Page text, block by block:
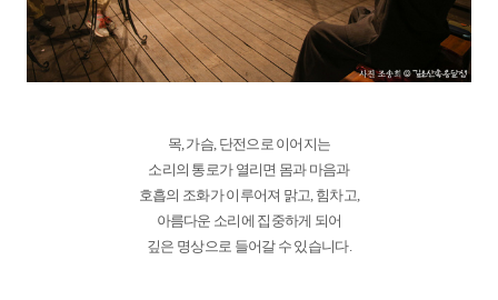
목, 가슴, 단전으로 이어지는
소리의 통로가 열리면 몸과 마음과
호흡의 조화가 이루어져 맑고, 힘차고,
아름다운 소리에 집중하게 되어
깊은 명상으로 들어갈 수 있습니다.